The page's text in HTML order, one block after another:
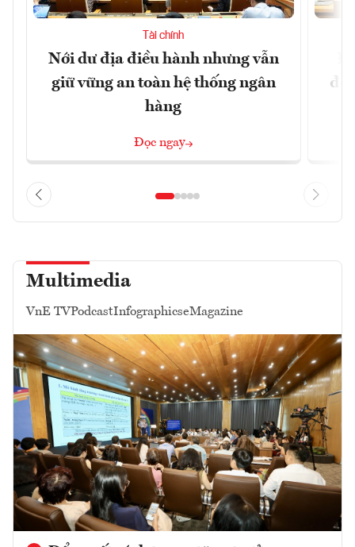
Tài chính
Nới dư địa điều hành nhưng vẫn
giữ vững an toàn hệ thống ngân
hàng
Đọc ngay
Multimedia
VnE TVPodcastInfographicseMagazine